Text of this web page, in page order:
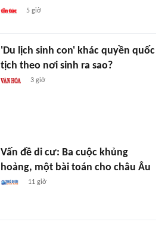
5 giờ
'Du lịch sinh con' khác quyền quốc
tịch theo nơi sinh ra sao?
3 giờ
Vấn đề di cư: Ba cuộc khủng
hoảng, một bài toán cho châu Âu
11 giờ